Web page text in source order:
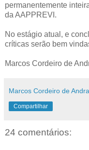
permanentemente
da AAPPREVI.
No estágio atual, e
críticas serão bem
Marcos Cordeiro de
Marcos Cordeiro de
Compartilhar
24 comentários: